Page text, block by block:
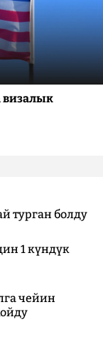
турган болду
1 күндүк
чейин